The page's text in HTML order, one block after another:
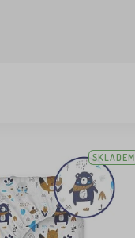
SKLADEM